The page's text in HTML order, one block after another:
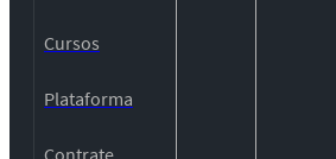
Cursos
Plataforma
Contrate